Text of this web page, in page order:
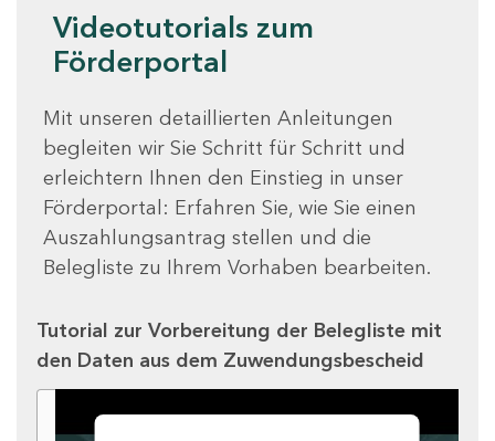
Videotutorials zum
Förderportal
Mit unseren detaillierten Anleitungen
begleiten wir Sie Schritt für Schritt und
erleichtern Ihnen den Einstieg in unser
Förderportal: Erfahren Sie, wie Sie einen
Auszahlungsantrag stellen und die
Belegliste zu Ihrem Vorhaben bearbeiten.
Tutorial zur Vorbereitung der Belegliste mit
den Daten aus dem Zuwendungsbescheid